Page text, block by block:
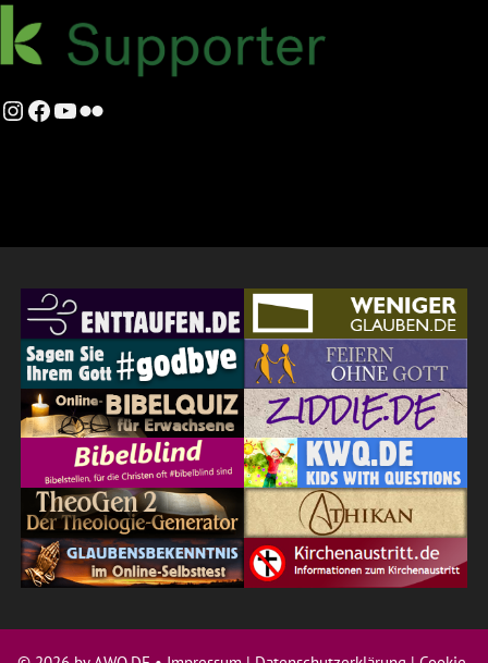
Instagram
Facebook
YouTube
Flickr